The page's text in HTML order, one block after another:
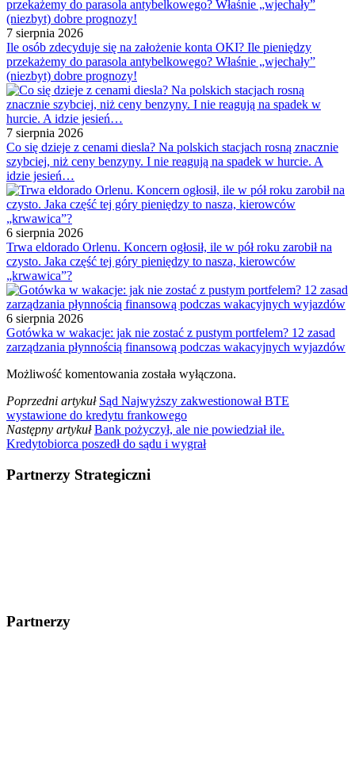
7 sierpnia 2026
Ile osób zdecyduje się na założenie konta OKI? Ile pieniędzy
przekażemy do parasola antybelkowego? Właśnie „wjechały”
(niezbyt) dobre prognozy!
7 sierpnia 2026
Co się dzieje z cenami diesla? Na polskich stacjach rosną znacznie
szybciej, niż ceny benzyny. I nie reagują na spadek w hurcie. A
idzie jesień…
6 sierpnia 2026
Trwa eldorado Orlenu. Koncern ogłosił, ile w pół roku zarobił na
czysto. Jaka część tej góry pieniędzy to nasza, kierowców
„krwawica”?
6 sierpnia 2026
Gotówka w wakacje: jak nie zostać z pustym portfelem? 12 zasad
zarządzania płynnością finansową podczas wakacyjnych wyjazdów
Możliwość komentowania została wyłączona.
Poprzedni artykuł Sąd Najwyższy zakwestionował BTE
wystawione do kredytu frankowego
Następny artykuł Bank pożyczył, ale nie powiedział ile.
Kredytobiorca poszedł do sądu i wygrał
Partnerzy Strategiczni
Partnerzy